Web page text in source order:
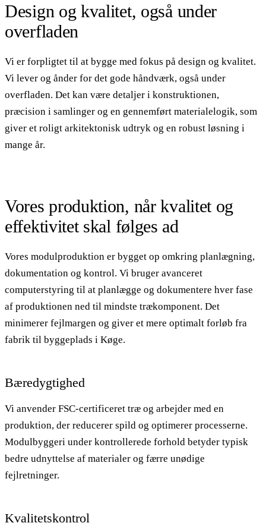
Design og kvalitet, også under
overfladen
Vi er forpligtet til at bygge med fokus på design og kvalitet.
Vi lever og ånder for det gode håndværk, også under
overfladen. Det kan være detaljer i konstruktionen,
præcision i samlinger og en gennemført materialelogik, som
giver et roligt arkitektonisk udtryk og en robust løsning i
mange år.
Vores produktion, når kvalitet og
effektivitet skal følges ad
Vores modulproduktion er bygget op omkring planlægning,
dokumentation og kontrol. Vi bruger avanceret
computerstyring til at planlægge og dokumentere hver fase
af produktionen ned til mindste trækomponent. Det
minimerer fejlmargen og giver et mere optimalt forløb fra
fabrik til byggeplads i Køge.
Bæredygtighed
Vi anvender FSC-certificeret træ og arbejder med en
produktion, der reducerer spild og optimerer processerne.
Modulbyggeri under kontrollerede forhold betyder typisk
bedre udnyttelse af materialer og færre unødige
fejlretninger.
Kvalitetskontrol